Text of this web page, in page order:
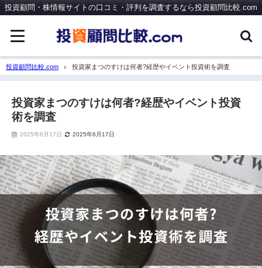
投資顧問・株情報サイトの口コミ・評判を調査するなら投資顧問比較.com
投資顧問比較.com 投資家まつのすけは何者?経歴やイベント投資術を調査
投資家まつのすけは何者?経歴やイベント投資
術を調査
2025年6月17日 2025年6月17日